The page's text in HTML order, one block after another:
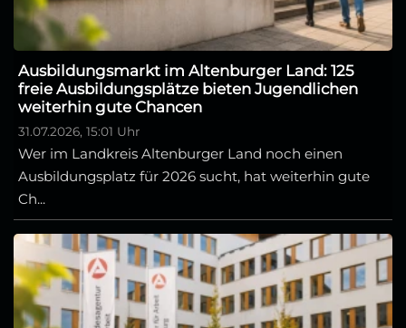
Ausbildungsmarkt im Altenburger Land: 125
freie Ausbildungsplätze bieten Jugendlichen
weiterhin gute Chancen
31.07.2026, 15:01 Uhr
Wer im Landkreis Altenburger Land noch einen
Ausbildungsplatz für 2026 sucht, hat weiterhin gute
Ch...